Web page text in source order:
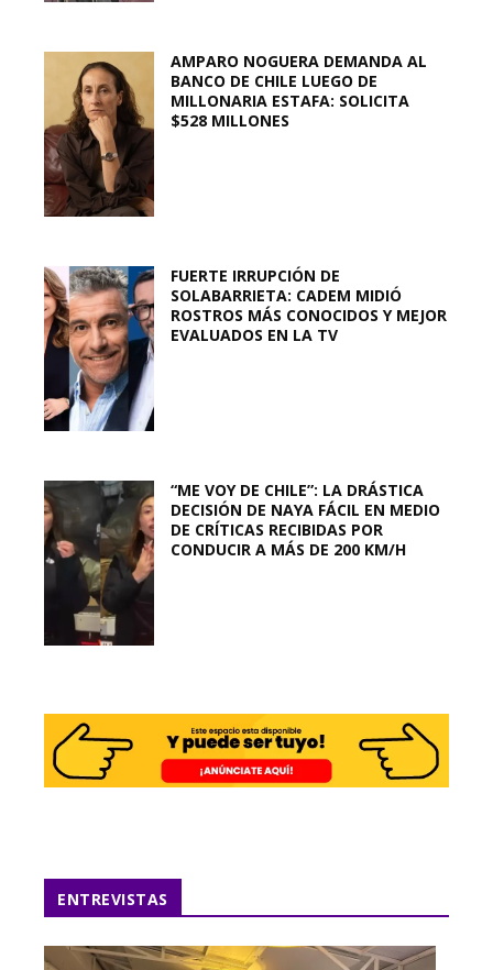
AMPARO NOGUERA DEMANDA AL
BANCO DE CHILE LUEGO DE
MILLONARIA ESTAFA: SOLICITA
$528 MILLONES
FUERTE IRRUPCIÓN DE
SOLABARRIETA: CADEM MIDIÓ
ROSTROS MÁS CONOCIDOS Y MEJOR
EVALUADOS EN LA TV
“ME VOY DE CHILE”: LA DRÁSTICA
DECISIÓN DE NAYA FÁCIL EN MEDIO
DE CRÍTICAS RECIBIDAS POR
CONDUCIR A MÁS DE 200 KM/H
ENTREVISTAS